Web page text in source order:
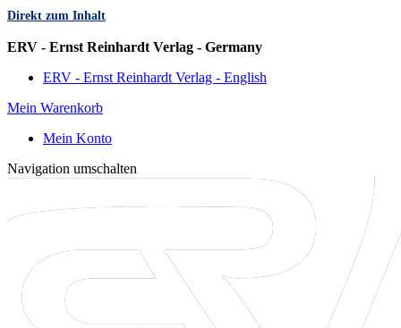
Direkt zum Inhalt
ERV - Ernst Reinhardt Verlag - Germany
ERV - Ernst Reinhardt Verlag - English
Mein Warenkorb
Mein Konto
Navigation umschalten